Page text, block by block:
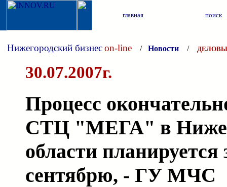
главная поиск
Нижегородский бизнесon-line / Новости /
30.07.2007г.
Процесс
СТЦ "МЕГА" в
области
сентябрю, - ГУ МЧС